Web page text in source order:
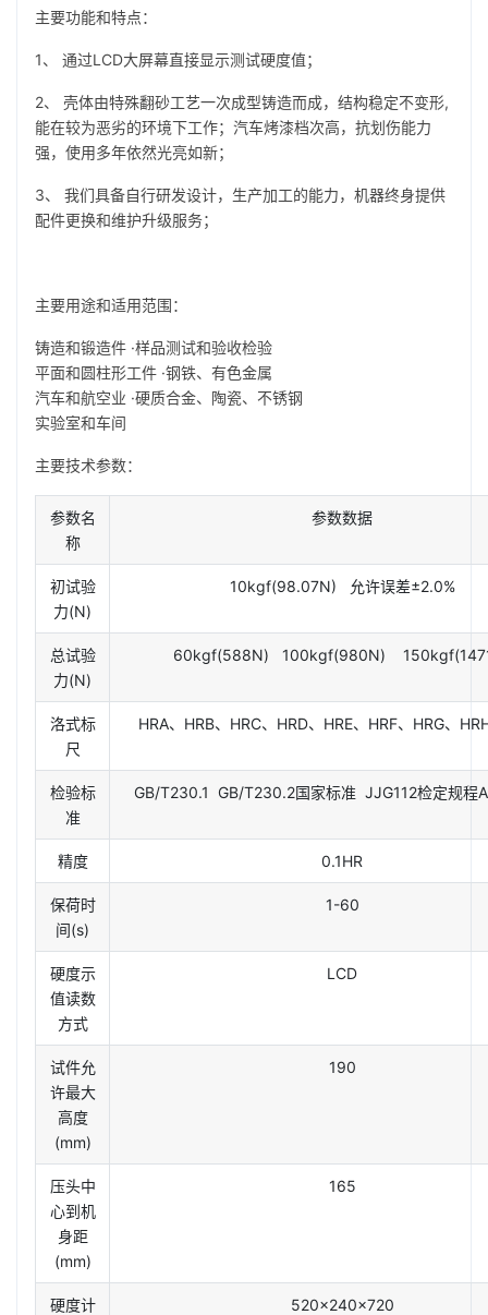
主要功能和特点：
1、 通过LCD大屏幕直接显示测试硬度值；
2、 壳体由特殊翻砂工艺一次成型铸造而成，结构稳定不变形,
能在较为恶劣的环境下工作；汽车烤漆档次高，抗划伤能力
强，使用多年依然光亮如新；
3、 我们具备自行研发设计，生产加工的能力，机器终身提供
配件更换和维护升级服务；
主要用途和适用范围：
铸造和锻造件 ·样品测试和验收检验
平面和圆柱形工件 ·钢铁、有色金属
汽车和航空业 ·硬质合金、陶瓷、不锈钢
实验室和车间
主要技术参数：
参数名
称
参数数据
初试验
力(N)
10kgf(98.07N) 允许误差±2.0%
总试验
力(N)
60kgf(588N) 100kgf(980N)
洛式标
尺
HRA、HRB、HRC、HRD、HRE、HRF、HRG、
检验标
准
GB/T230.1 GB/T230.2国家标准 JJG112检定规程
精度 0.1HR
保荷时
间(s)
1-60
硬度示
值读数
方式
LCD
试件允
许最大
高度
(mm)
190
压头中
心到机
身距
(mm)
165
硬度计
520×240×720